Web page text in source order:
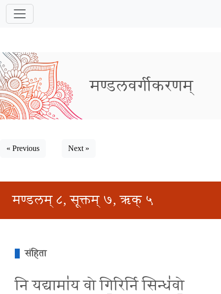
मण्डलवर्गीकरणम्
« Previous Next »
मण्डलम् ८, सूक्तम् ७, ऋक् ५
संहिता
नि यद्यामा॑य वो गि॒रिर्नि सिन्ध॑वो॒